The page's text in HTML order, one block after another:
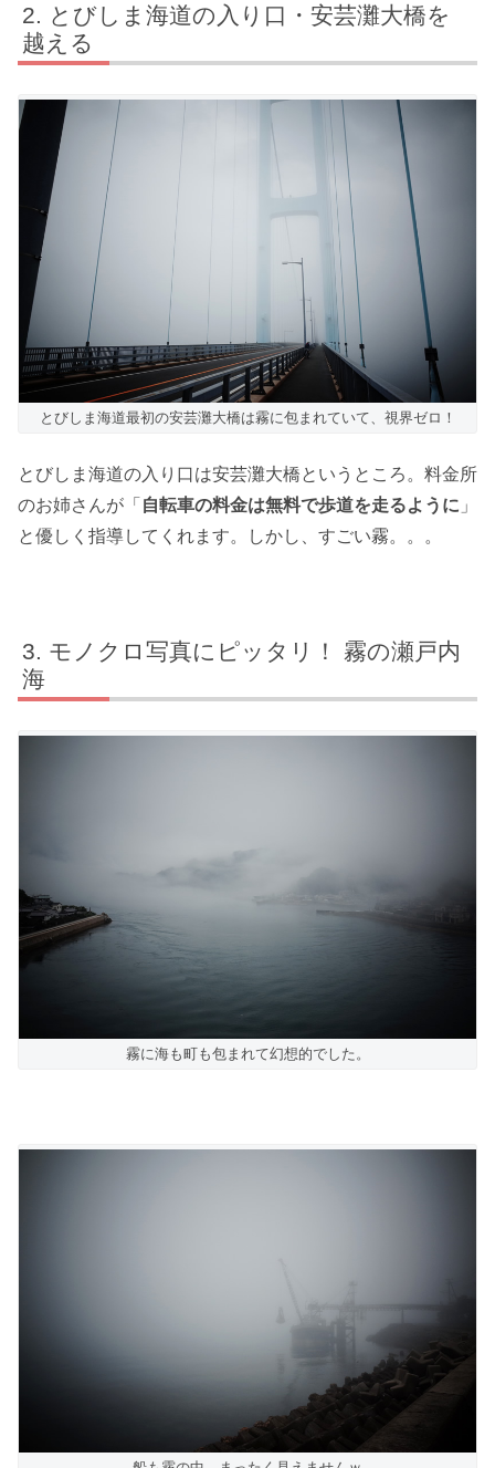
とびしま海道の入り口・安芸灘大橋を
越える
とびしま海道最初の安芸灘大橋は霧に包まれていて、視界ゼロ！
とびしま海道の入り口は安芸灘大橋というところ。料金所
のお姉さんが「 自転車の料金は無料で歩道を走るように 」
と優しく指導してくれます。しかし、すごい霧。。。
モノクロ写真にピッタリ！ 霧の瀬戸内
海
霧に海も町も包まれて幻想的でした。